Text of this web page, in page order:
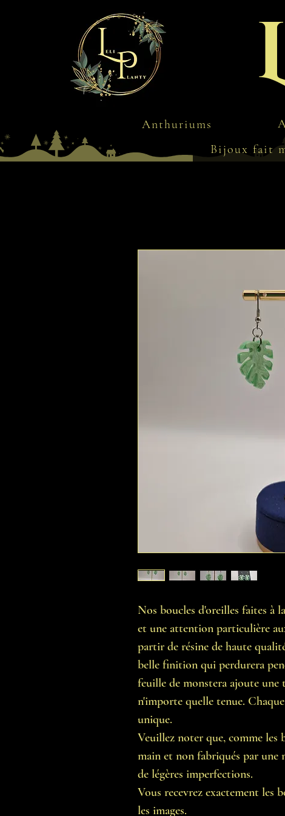
Anthuriums
Bijoux fait
Nos boucles d'oreilles faites à
et une attention particulière
partir de résine de haute
belle finition qui perdurera
feuille de monstera ajoute une
n'importe quelle tenue.
unique.
Veuillez noter que, comme les
main et non fabriqués par une
de légères imperfections.
Vous recevrez exactement les
les images.